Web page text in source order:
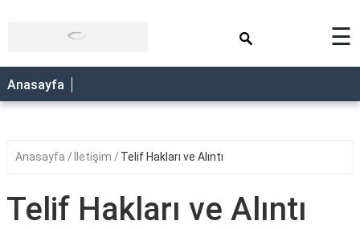
☰
Anasayfa
Anasayfa İletişim Telif Hakları ve Alıntı
Telif Hakları ve Alıntı